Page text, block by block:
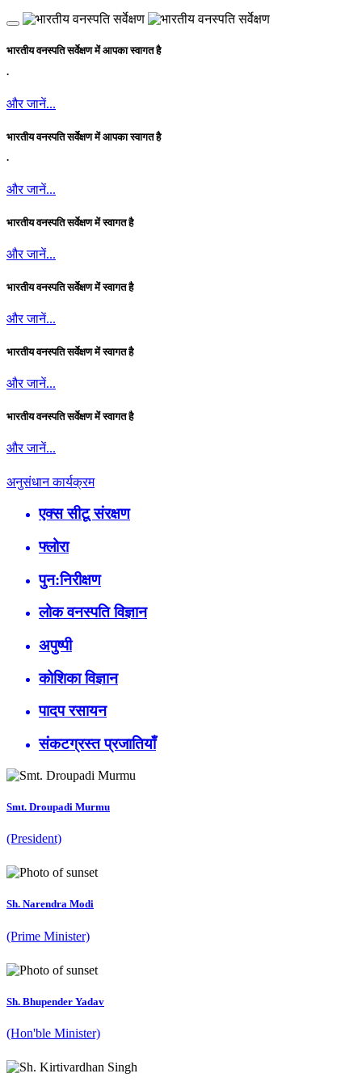
भारतीय वनस्पति सर्वेक्षण में आपका स्वागत है
.
और जानें...
भारतीय वनस्पति सर्वेक्षण में आपका स्वागत है
.
और जानें...
भारतीय वनस्पति सर्वेक्षण में स्वागत है
और जानें...
भारतीय वनस्पति सर्वेक्षण में स्वागत है
और जानें...
भारतीय वनस्पति सर्वेक्षण में स्वागत है
और जानें...
भारतीय वनस्पति सर्वेक्षण में स्वागत है
और जानें...
अनुसंधान कार्यक्रम
एक्स सीटू संरक्षण
फ्लोरा
पुन:निरीक्षण
लोक वनस्पति विज्ञान
अपुष्पी
कोशिका विज्ञान
पादप रसायन
संकटग्रस्त प्रजातियाँ
Smt. Droupadi Murmu
(President)
Sh. Narendra Modi
(Prime Minister)
Sh. Bhupender Yadav
(Hon'ble Minister)